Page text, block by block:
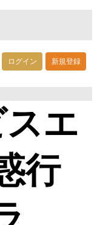
ログイン 新規登録
エ
行